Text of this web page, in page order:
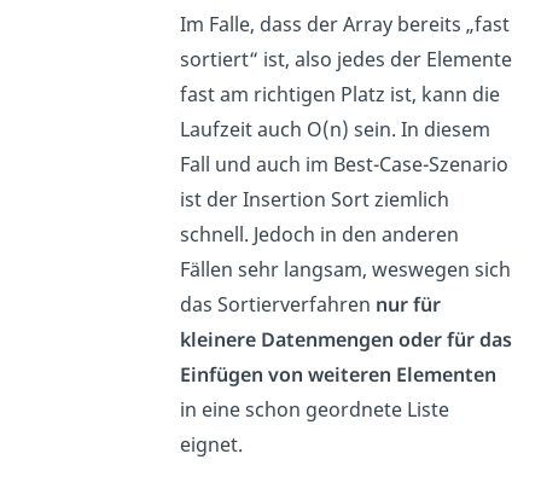
Im Falle, dass der Array bereits „fast
sortiert“ ist, also jedes der Elemente
fast am richtigen Platz ist, kann die
Laufzeit auch O(n) sein. In diesem
Fall und auch im Best-Case-Szenario
ist der Insertion Sort ziemlich
schnell. Jedoch in den anderen
Fällen sehr langsam, weswegen sich
das Sortierverfahren nur für
kleinere Datenmengen oder für das
Einfügen von weiteren Elementen
in eine schon geordnete Liste
eignet.